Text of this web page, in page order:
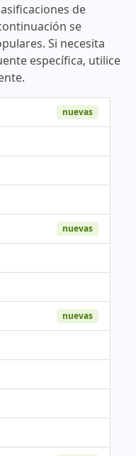
de
se
Si necesita
específica, utilice
nuevas
nuevas
nuevas